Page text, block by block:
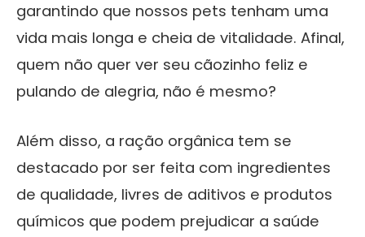
garantindo que nossos pets tenham uma
vida mais longa e cheia de vitalidade. Afinal,
quem não quer ver seu cãozinho feliz e
pulando de alegria, não é mesmo?
Além disso, a ração orgânica tem se
destacado por ser feita com ingredientes
de qualidade, livres de aditivos e produtos
químicos que podem prejudicar a saúde